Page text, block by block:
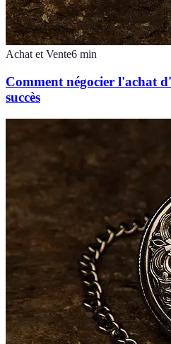
Achat et Vente6 min
Comment négocier l'achat
succès